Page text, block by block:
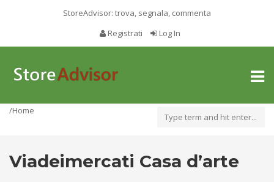
StoreAdvisor: trova, segnala, commenta
Registrati
Log In
Toggle
/Home
Viadeimercati Casa d’arte